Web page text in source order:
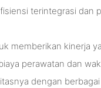
terintegrasi dan
memberikan kinerja
perawatan dan
dengan